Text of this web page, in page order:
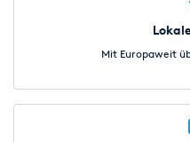
Mit Europaweit